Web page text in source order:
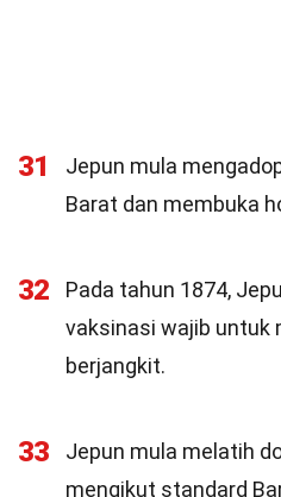
31
Jepun mula
Barat dan membuka
32
Pada tahun 1874,
vaksinasi wajib untuk
berjangkit.
33
Jepun mula melatih
mengikut standard